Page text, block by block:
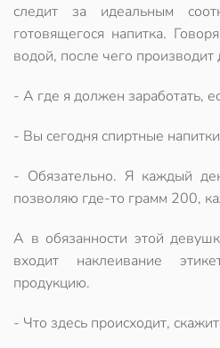
следит за идеальным
готовящегося напитка.
водой, после чего производит
- А где я должен заработать,
- Вы сегодня спиртные
- Обязательно. Я каждый
позволяю где-то грамм 200,
А в обязанности этой
входит наклеивание
продукцию.
- Что здесь происходит,